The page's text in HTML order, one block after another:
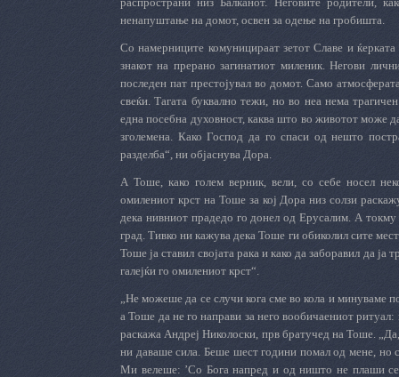
ненапуштање на домот, освен за одење на гробишта.
Со намерниците комуницираат зетот Славе и
знакот на прерано загинатиот миленик. Негови
последен пат престојувал во домот. Само
свеќи. Тагата буквално тежи, но во неа нема
една посебна духовност, каква што во животот може
зголемена. Како Господ да го спаси од нешто
разделба“, ни објаснува Дора.
А Тоше, како голем верник, вели, со себе носел
омилениот крст на Тоше за кој Дора низ солзи
дека нивниот прадедо го донел од Ерусалим. А
град. Тивко ни кажува дека Тоше ги обиколил сите
Тоше ја ставил својата рака и како да заборавил да
галејќи го омилениот крст“.
„Не можеше да се случи кога сме во кола и минуваме
а Тоше да не го направи за него вообичаениот
раскажа Андреј Николоски, прв братучед на Тоше.
ни даваше сила. Беше шест години помал од мене, но
Ми велеше: ’Со Бога напред и од ништо не плаши